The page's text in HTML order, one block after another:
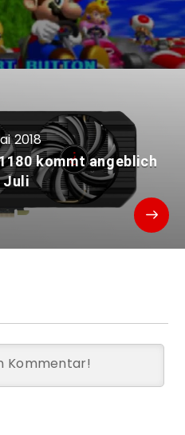
2018
kommt angeblich
Juli